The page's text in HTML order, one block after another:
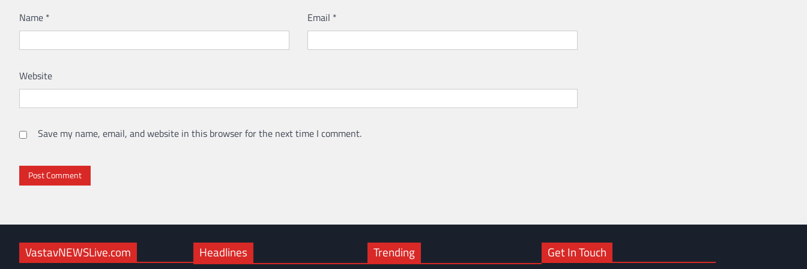
Name * Email *
Website
Save my name, email, and website in this browser for the next time I comment.
VastavNEWSLive.com Headlines Trending Get In Touch